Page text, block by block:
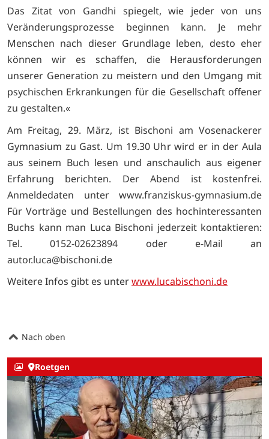
Das Zitat von Gandhi spiegelt, wie jeder von uns
Veränderungsprozesse beginnen kann. Je mehr
Menschen nach dieser Grundlage leben, desto eher
können wir es schaffen, die Herausforderungen
unserer Generation zu meistern und den Umgang mit
psychischen Erkrankungen für die Gesellschaft offener
zu gestalten.«
Am Freitag, 29. März, ist Bischoni am Vosenackerer
Gymnasium zu Gast. Um 19.30 Uhr wird er in der Aula
aus seinem Buch lesen und anschaulich aus eigener
Erfahrung berichten. Der Abend ist kostenfrei.
Anmeldedaten unter www.franziskus-gymnasium.de
Für Vorträge und Bestellungen des hochinteressanten
Buchs kann man Luca Bischoni jederzeit kontaktieren:
Tel. 0152-02623894 oder e-Mail an
autor.luca@bischoni.de
Weitere Infos gibt es unterwww.lucabischoni.de
Nach oben
Roetgen